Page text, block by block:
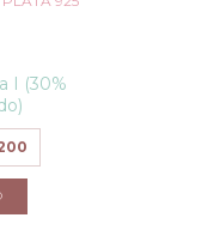
I (30%